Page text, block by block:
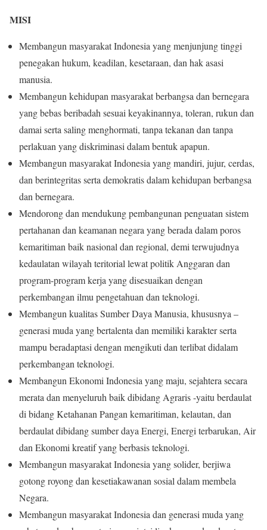
MISI
Membangun masyarakat Indonesia yang menjunjung tinggi
penegakan hukum, keadilan, kesetaraan, dan hak asasi
manusia.
Membangun kehidupan masyarakat berbangsa dan bernegara
yang bebas beribadah sesuai keyakinannya, toleran, rukun dan
damai serta saling menghormati, tanpa tekanan dan tanpa
perlakuan yang diskriminasi dalam bentuk apapun.
Membangun masyarakat Indonesia yang mandiri, jujur, cerdas,
dan berintegritas serta demokratis dalam kehidupan berbangsa
dan bernegara.
Mendorong dan mendukung pembangunan penguatan sistem
pertahanan dan keamanan negara yang berada dalam poros
kemaritiman baik nasional dan regional, demi terwujudnya
kedaulatan wilayah teritorial lewat politik Anggaran dan
program-program kerja yang disesuaikan dengan
perkembangan ilmu pengetahuan dan teknologi.
Membangun kualitas Sumber Daya Manusia, khususnya –
generasi muda yang bertalenta dan memiliki karakter serta
mampu beradaptasi dengan mengikuti dan terlibat didalam
perkembangan teknologi.
Membangun Ekonomi Indonesia yang maju, sejahtera secara
merata dan menyeluruh baik dibidang Agraris -yaitu berdaulat
di bidang Ketahanan Pangan kemaritiman, kelautan, dan
berdaulat dibidang sumber daya Energi, Energi terbarukan, Air
dan Ekonomi kreatif yang berbasis teknologi.
Membangun masyarakat Indonesia yang solider, berjiwa
gotong royong dan kesetiakawanan sosial dalam membela
Negara.
Membangun masyarakat Indonesia dan generasi muda yang